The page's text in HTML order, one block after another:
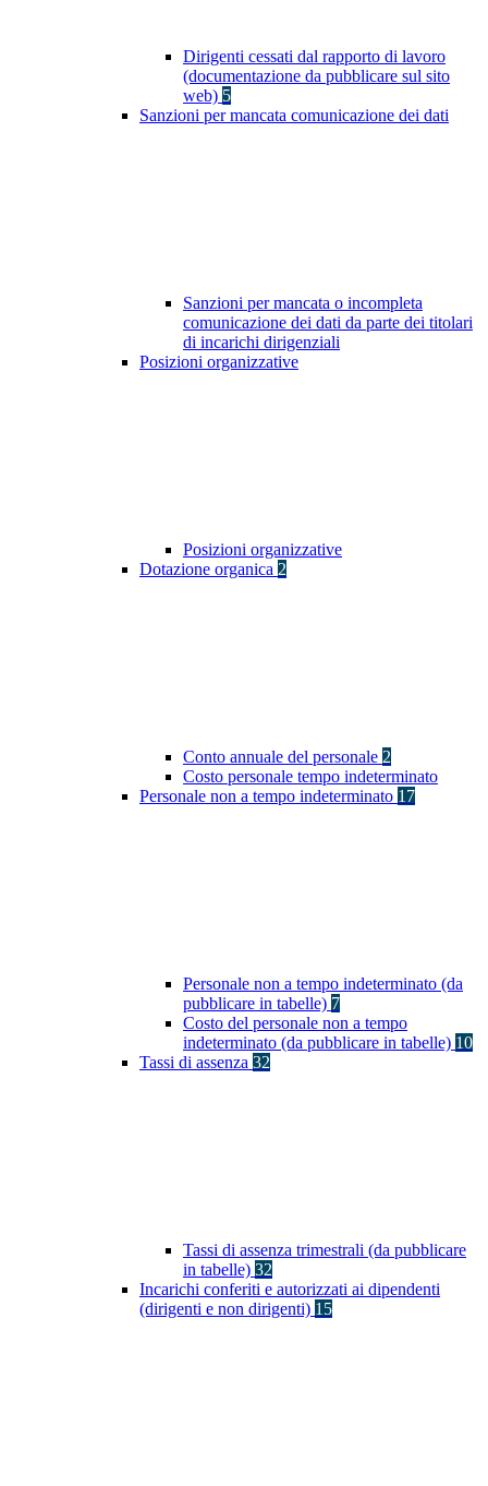
Dirigenti cessati dal rapporto di lavoro
(documentazione da pubblicare sul sito
web) 5
Sanzioni per mancata comunicazione dei dati
Sanzioni per mancata o incompleta
comunicazione dei dati da parte dei titolari
di incarichi dirigenziali
Posizioni organizzative
Posizioni organizzative
Dotazione organica 2
Conto annuale del personale 2
Costo personale tempo indeterminato
Personale non a tempo indeterminato 17
Personale non a tempo indeterminato (da
pubblicare in tabelle) 7
Costo del personale non a tempo
indeterminato (da pubblicare in tabelle) 10
Tassi di assenza 32
Tassi di assenza trimestrali (da pubblicare
in tabelle) 32
Incarichi conferiti e autorizzati ai dipendenti
(dirigenti e non dirigenti) 15